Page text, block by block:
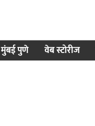
मुंबई पुणे वेब स्टोरीज